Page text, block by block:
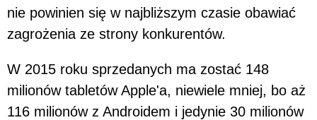
nie powinien się w najbliższym czasie obawiać
zagrożenia ze strony konkurentów.
W 2015 roku sprzedanych ma zostać 148
milionów tabletów Apple'a, niewiele mniej, bo aż
116 milionów z Androidem i jedynie 30 milionów